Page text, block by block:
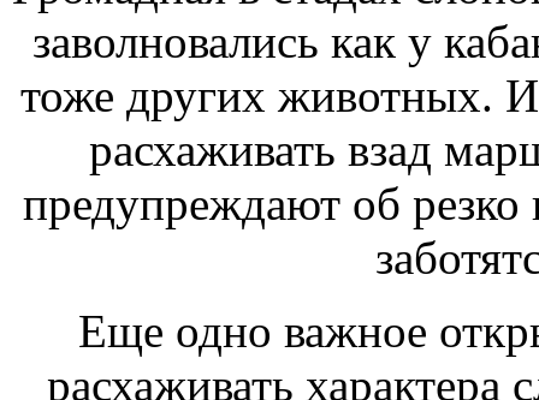
заволновались как у
тоже других животных.
расхаживать взад
предупреждают об резко
Еще одно важное
расхаживать характера